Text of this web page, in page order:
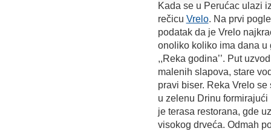
Kada se u Perućac ulazi
rečicu Vrelo. Na prvi
podatak da je Vrelo
onoliko koliko ima dana u
,,Reka godina’’. Put
malenih slapova, stare
pravi biser. Reka Vrelo
u zelenu Drinu
je terasa restorana, gde
visokog drveća. Odmah